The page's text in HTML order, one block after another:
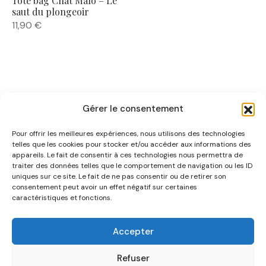
Gérer le consentement
Pour offrir les meilleures expériences, nous utilisons des technologies
telles que les cookies pour stocker et/ou accéder aux informations des
appareils. Le fait de consentir à ces technologies nous permettra de
traiter des données telles que le comportement de navigation ou les ID
uniques sur ce site. Le fait de ne pas consentir ou de retirer son
consentement peut avoir un effet négatif sur certaines
caractéristiques et fonctions.
Accepter
Refuser
saut du plongeoir
11,90 €
NOUS CONNAÎTRE